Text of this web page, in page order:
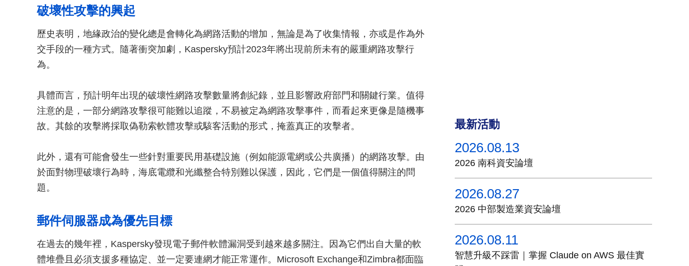
破壞性攻擊的興起
歷史表明，地緣政治的變化總是會轉化為網路活動的增加，無論是為了收集情報，亦或是作為外
交手段的一種方式。隨著衝突加劇，Kaspersky預計2023年將出現前所未有的嚴重網路攻擊行
為。
具體而言，預計明年出現的破壞性網路攻擊數量將創紀錄，並且影響政府部門和關鍵行業。值得
注意的是，一部分網路攻擊很可能難以追蹤，不易被定為網路攻擊事件，而看起來更像是隨機事
故。其餘的攻擊將採取偽勒索軟體攻擊或駭客活動的形式，掩蓋真正的攻擊者。
此外，還有可能會發生一些針對重要民用基礎設施（例如能源電網或公共廣播）的網路攻擊。由
於面對物理破壞行為時，海底電纜和光纖整合特別難以保護，因此，它們是一個值得關注的問
題。
郵件伺服器成為優先目標
在過去的幾年裡，Kaspersky發現電子郵件軟體漏洞受到越來越多關注。因為它們出自大量的軟
體堆疊且必須支援多種協定、並一定要連網才能正常運作。Microsoft Exchange和Zimbra都面臨
最新活動
2026.08.13
2026 南科資安論壇
2026.08.27
2026 中部製造業資安論壇
2026.08.11
智慧升級不踩雷｜掌握 Claude on AWS 最佳實